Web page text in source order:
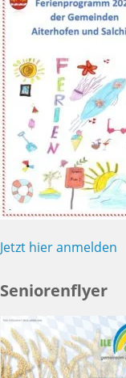
Jetzt hier anmelden
Seniorenflyer